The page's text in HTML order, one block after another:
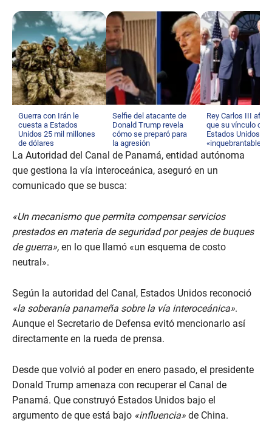
Guerra con Irán le
cuesta a Estados
Unidos 25 mil millones
de dólares
Selfie del atacante de
Donald Trump revela
cómo se preparó para
la agresión
Rey Carlos III
que su vínculo con
Estados Unidos es
«inquebrantable»
La Autoridad del Canal de Panamá, entidad autónoma
que gestiona la vía interoceánica, aseguró en un
comunicado que se busca:
«Un mecanismo que permita compensar servicios
prestados en materia de seguridad por peajes de buques
de guerra», en lo que llamó «un esquema de costo
neutral».
Según la autoridad del Canal, Estados Unidos reconoció
«la soberanía panameña sobre la vía interoceánica».
Aunque el Secretario de Defensa evitó mencionarlo así
directamente en la rueda de prensa.
Desde que volvió al poder en enero pasado, el presidente
Donald Trump amenaza con recuperar el Canal de
Panamá. Que construyó Estados Unidos bajo el
argumento de que está bajo «influencia» de China.